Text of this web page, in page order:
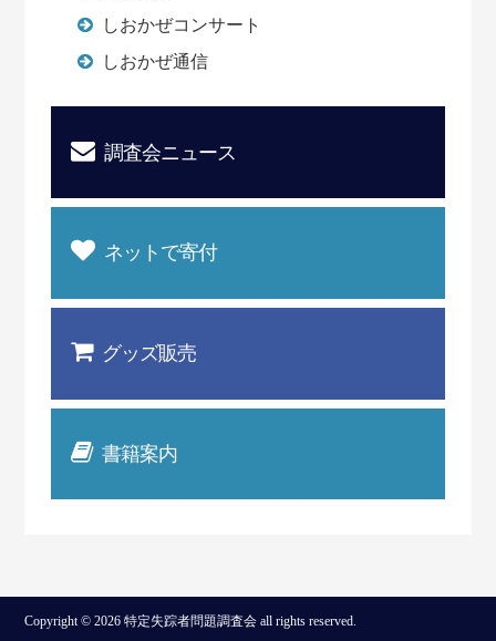
しおかぜコンサート
しおかぜ通信
調査会ニュース
ネットで寄付
グッズ販売
書籍案内
Copyright © 2026 特定失踪者問題調査会 all rights reserved.